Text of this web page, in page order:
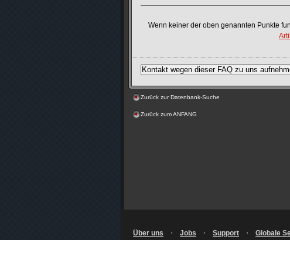
Wenn keiner der oben genannten Punkte
Zurück zur Datenbank-Suche
Zurück zum ANFANG
Über uns ・ Jobs ・ Support ・ Globale